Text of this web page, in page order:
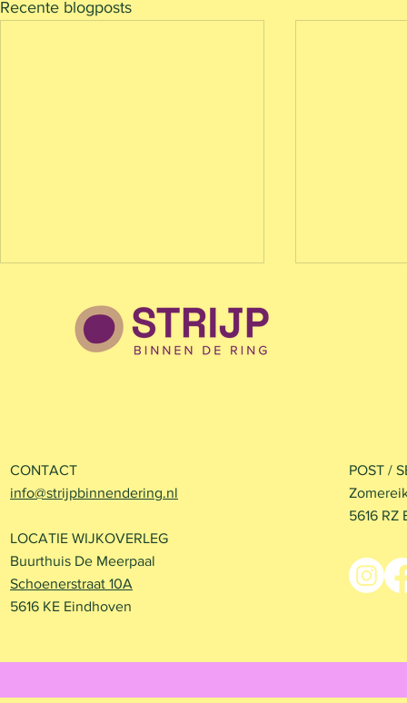
Recente blogposts
CONTACT
info@strijpbinnendering.nl
LOCATIE WIJKOVERLEG
Buurthuis De Meerpaal
Schoenerstraat 10A
5616 KE Eindhoven
POST /
5616 RZ